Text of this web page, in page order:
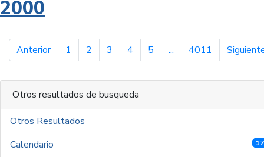
2000
Anteriorpágina anterior
1 2 3 4 5 ... 4011
Otros resultados de busqueda
Otros Resultados
Calendario